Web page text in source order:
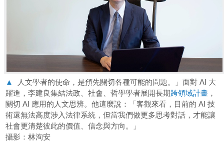
▲
人文學者的使命，是預先關切各種可能的問題。」面對 AI 大
躍進，李建良集結法政、社會、哲學學者展開長期跨領域計畫 ，
關切 AI 應用的人文思辨。他這麼說：「客觀來看，目前的 AI 技
術還無法高度涉入法律系統，但當我們做更多思考對話，才能讓
社會更清楚彼此的價值、信念與方向。」
攝影：林洵安